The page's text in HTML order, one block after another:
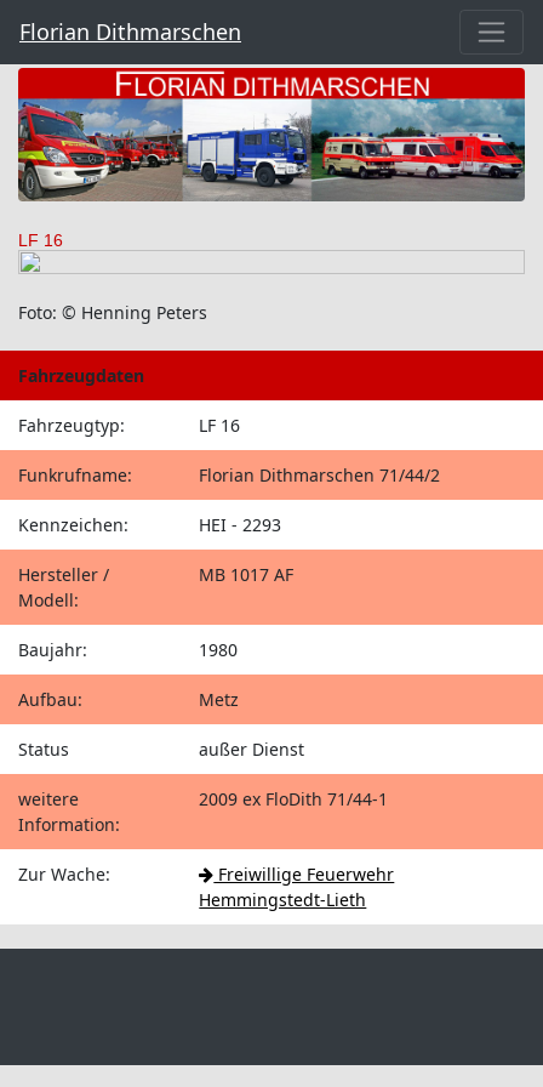
Florian Dithmarschen
LF 16
Foto: © Henning Peters
Fahrzeugdaten
Fahrzeugtyp: LF 16
Funkrufname: Florian Dithmarschen 71/44/2
Kennzeichen: HEI - 2293
Hersteller /
Modell:
MB 1017 AF
Baujahr: 1980
Aufbau: Metz
Status außer Dienst
weitere
Information:
2009 ex FloDith 71/44-1
Zur Wache:
Freiwillige Feuerwehr
Hemmingstedt-Lieth